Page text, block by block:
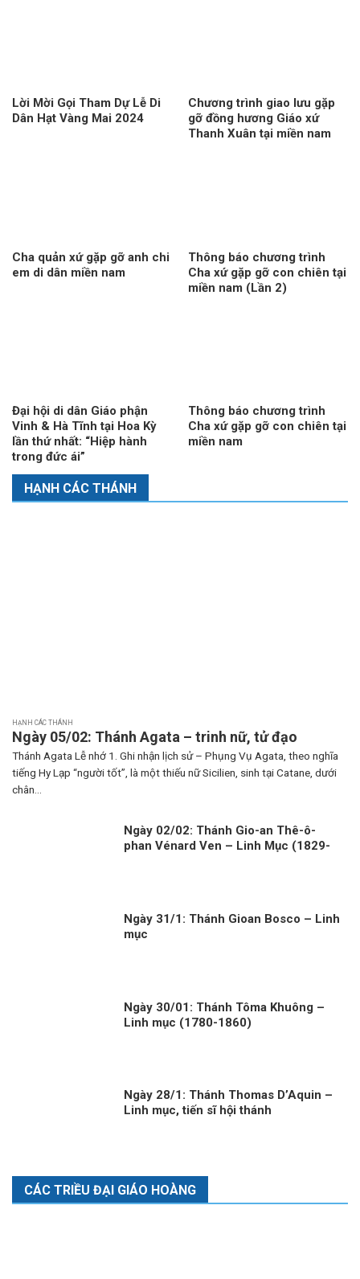
Lời Mời Gọi Tham Dự Lễ Di
Dân Hạt Vàng Mai 2024
Chương trình giao lưu gặp
gỡ đồng hương Giáo xứ
Thanh Xuân tại miền nam
Cha quản xứ gặp gỡ anh chi
em di dân miền nam
Thông báo chương trình
Cha xứ gặp gỡ con chiên tại
miền nam (Lần 2)
Đại hội di dân Giáo phận
Vinh & Hà Tĩnh tại Hoa Kỳ
lần thứ nhất: “Hiệp hành
trong đức ái”
Thông báo chương trình
Cha xứ gặp gỡ con chiên tại
miền nam
HẠNH CÁC THÁNH
HẠNH CÁC THÁNH
Ngày 05/02: Thánh Agata – trinh nữ, tử đạo
Thánh Agata Lễ nhớ 1. Ghi nhận lịch sử – Phụng Vụ Agata, theo nghĩa
tiếng Hy Lạp “người tốt”, là một thiếu nữ Sicilien, sinh tại Catane, dưới
chân...
Ngày 02/02: Thánh Gio-an Thê-ô-
phan Vénard Ven – Linh Mục (1829-
Ngày 31/1: Thánh Gioan Bosco – Linh
mục
Ngày 30/01: Thánh Tôma Khuông –
Linh mục (1780-1860)
Ngày 28/1: Thánh Thomas D’Aquin –
Linh mục, tiến sĩ hội thánh
CÁC TRIỀU ĐẠI GIÁO HOÀNG